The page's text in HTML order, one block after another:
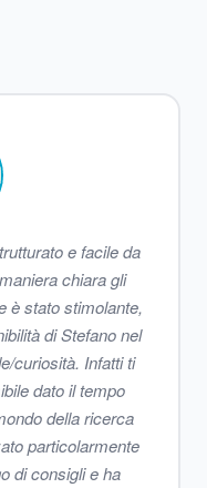
e facile da
chiara gli
è stato stimolante,
di Stefano nel
curiosità. Infatti ti
dato il tempo
della ricerca
particolarmente
di consigli e ha